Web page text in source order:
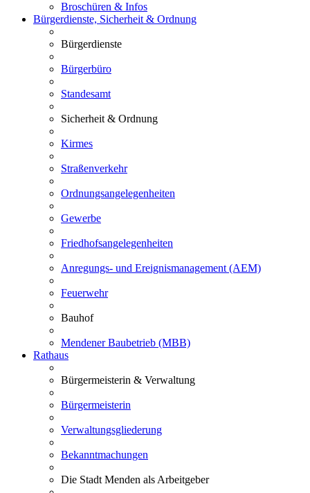
Broschüren & Infos
Bürgerdienste, Sicherheit & Ordnung
Bürgerdienste
Bürgerbüro
Standesamt
Sicherheit & Ordnung
Kirmes
Straßenverkehr
Ordnungsangelegenheiten
Gewerbe
Friedhofsangelegenheiten
Anregungs- und Ereignismanagement (AEM)
Feuerwehr
Bauhof
Mendener Baubetrieb (MBB)
Rathaus
Bürgermeisterin & Verwaltung
Bürgermeisterin
Verwaltungsgliederung
Bekanntmachungen
Die Stadt Menden als Arbeitgeber